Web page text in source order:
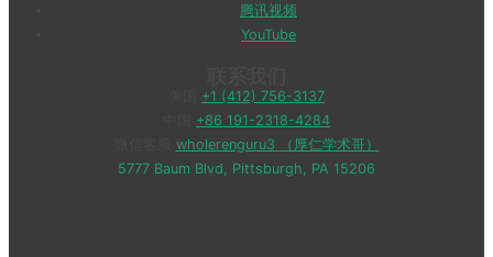
腾讯视频
YouTube
+1 (412) 756-3137
+86 191-2318-4284
wholerenguru3 （厚仁学术哥）
5777 Baum Blvd, Pittsburgh, PA 15206